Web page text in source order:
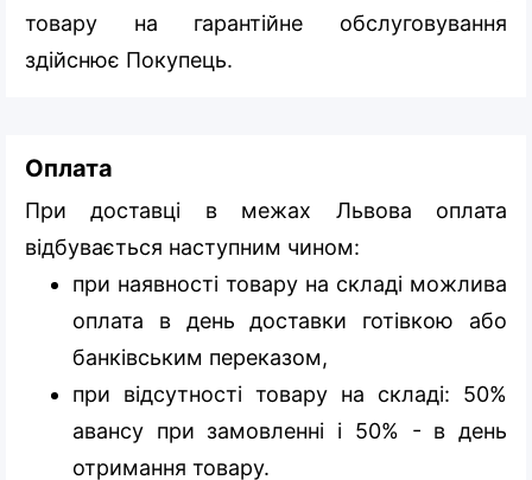
товару на гарантійне обслуговування
здійснює Покупець.
Оплата
При доставці в межах Львова оплата
відбувається наступним чином:
при наявності товару на складі можлива
оплата в день доставки готівкою або
банківським переказом,
при відсутності товару на складі: 50%
авансу при замовленні і 50% - в день
отримання товару.